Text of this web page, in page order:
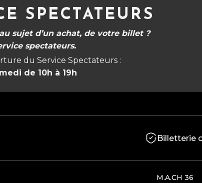
SPECTATEURS
sujet d’un achat, de votre billet ?
spectateurs.
du Service Spectateurs :
de 10h à 19h
Billetterie
M.A.CH 36